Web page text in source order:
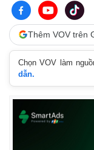
Thế giới
Quan sát
Cuộc sống đó đây
Thêm VOV trên
Chọn VOV làm
dẫn.